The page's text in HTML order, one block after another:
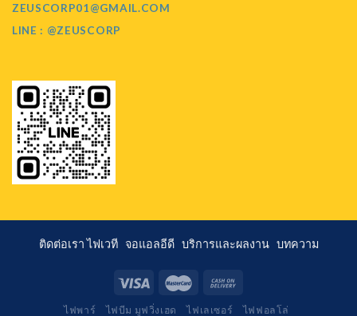
ZEUSCORP01@GMAIL.COM
LINE : @ZEUSCORP
ติดต่อเราไฟเวที จอแอลอีดี บริการและผลงาน บทความ
ไฟพาร์ ไฟบีม มูฟวิ่งเฮด ไฟเลเซอร์
ไฟฟอลโล่